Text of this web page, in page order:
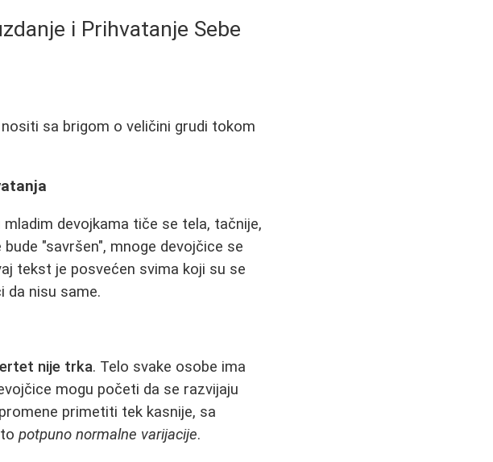
i Prihvatanje Sebe
sa brigom o veličini grudi tokom
devojkama tiče se tela, tačnije,
"savršen", mnoge devojčice se
tekst je posvećen svima koji su se
da nisu same.
nije trka. Telo svake osobe ima
mogu početi da se razvijaju
primetiti tek kasnije, sa
topotpuno normalne varijacije.